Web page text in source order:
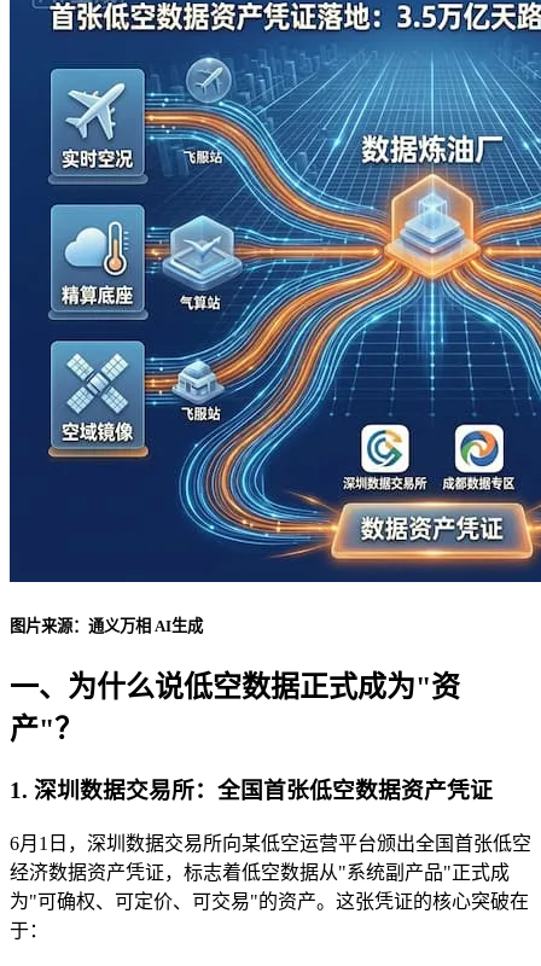
图片来源：通义万相 AI生成
一、为什么说低空数据正式成为"资
产"？
1. 深圳数据交易所：全国首张低空数据资产凭证
6月1日，深圳数据交易所向某低空运营平台颁出全国首张低空
经济数据资产凭证，标志着低空数据从"系统副产品"正式成
为"可确权、可定价、可交易"的资产。这张凭证的核心突破在
于：